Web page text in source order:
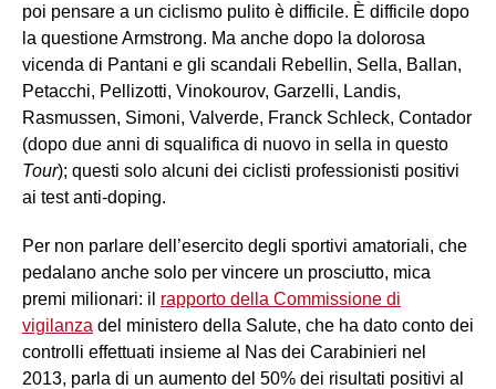
poi pensare a un ciclismo pulito è difficile. È difficile dopo
la questione Armstrong. Ma anche dopo la dolorosa
vicenda di Pantani e gli scandali Rebellin, Sella, Ballan,
Petacchi, Pellizotti, Vinokourov, Garzelli, Landis,
Rasmussen, Simoni, Valverde, Franck Schleck, Contador
(dopo due anni di squalifica di nuovo in sella in questo
Tour); questi solo alcuni dei ciclisti professionisti positivi
ai test anti-doping.
Per non parlare dell’esercito degli sportivi amatoriali, che
pedalano anche solo per vincere un prosciutto, mica
premi milionari: il rapporto della Commissione di
vigilanza del ministero della Salute, che ha dato conto dei
controlli effettuati insieme al Nas dei Carabinieri nel
2013, parla di un aumento del 50% dei risultati positivi al